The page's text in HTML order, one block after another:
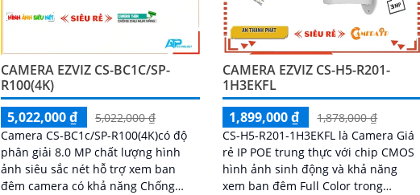
CAMERA EZVIZ CS-BC1C/SP-
R100(4K)
5,022,000 ₫
5,022,000 ₫
Camera CS-BC1c/SP-R100(4K)có độ
phân giải 8.0 MP chất lượng hình
ảnh siêu sắc nét hỗ trợ xem ban
đêm camera có khả năng Chống
CAMERA EZVIZ CS-H5-R201-
1H3EKFL
1,899,000 ₫
1,878,000 ₫
CS-H5-R201-1H3EKFL là Camera Giá
rẻ IP POE trung thực với chip CMOS
hình ảnh sinh động và khả năng
xem ban đêm Full Color trong